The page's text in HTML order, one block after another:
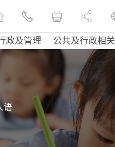
政及管理 公共及行政相关
语